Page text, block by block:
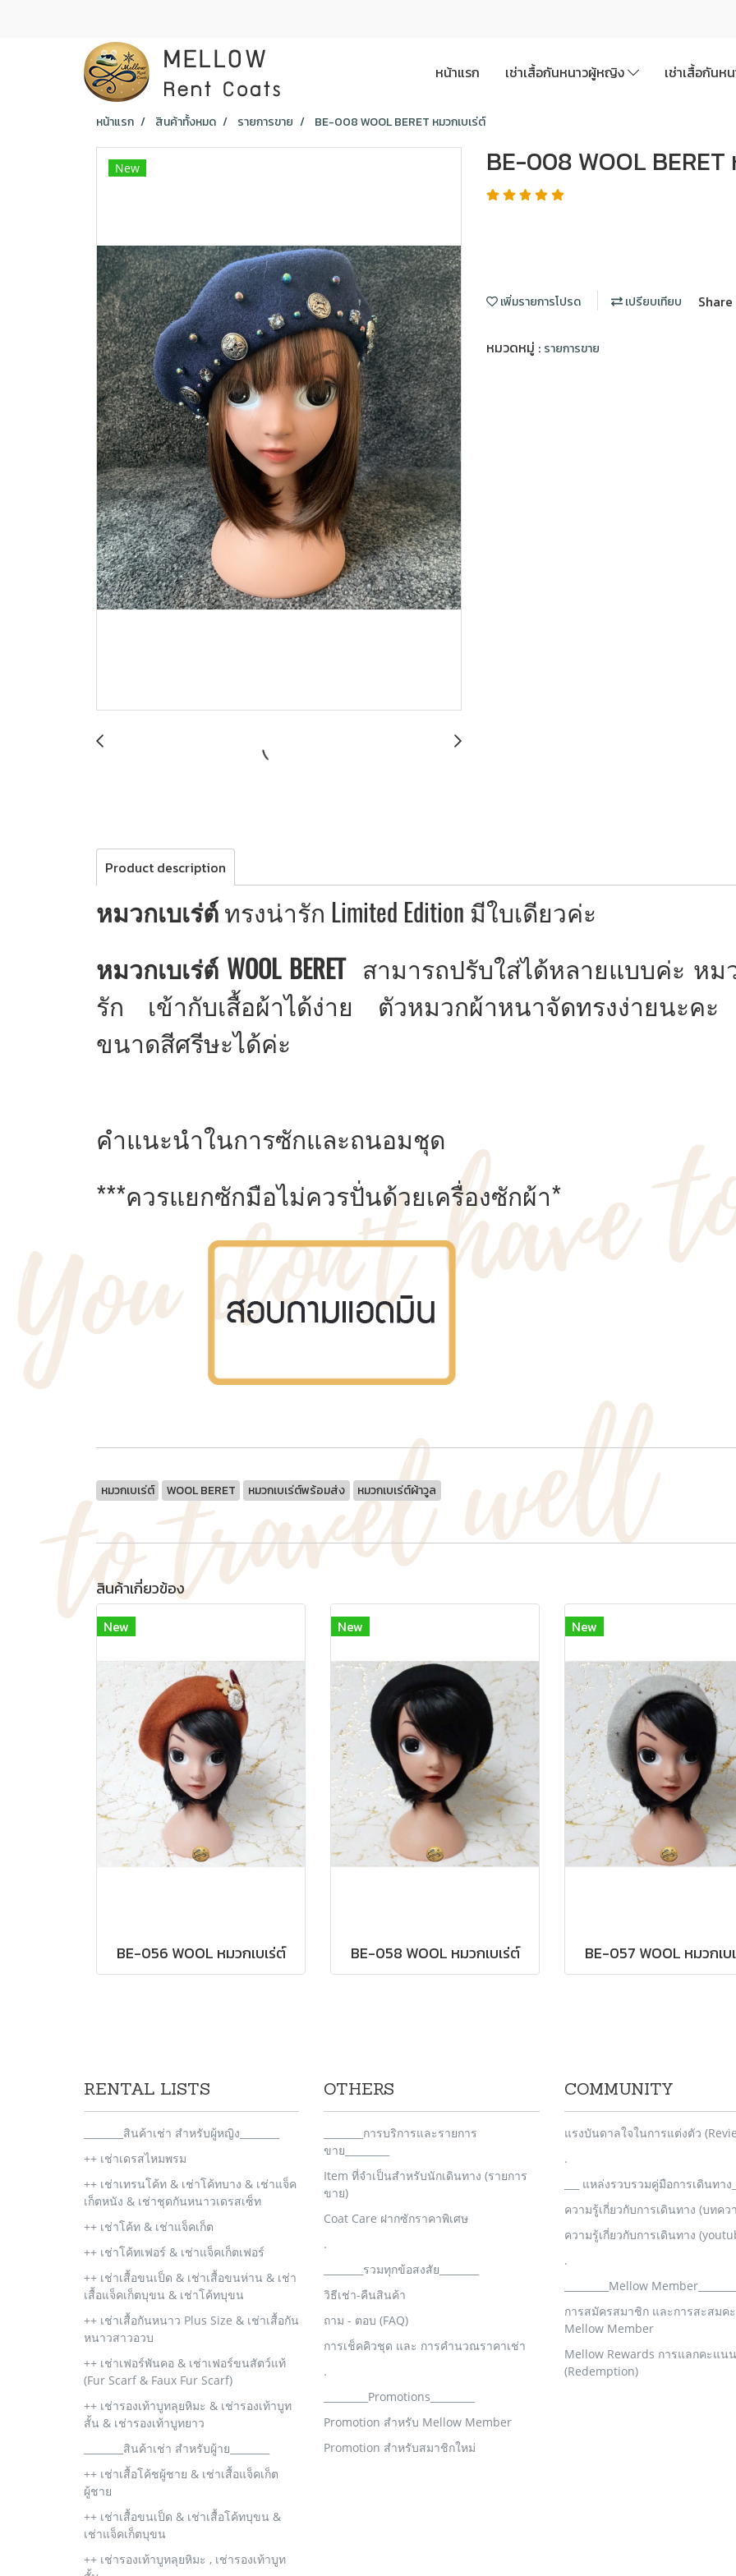
หน้าแรก เช่าเสื้อกันหนาวผู้หญิง เช่าเสื้อกันห
หน้าแรก สินค้าทั้งหมด รายการขาย BE-008 WOOL BERET หมวกเบเร่ต์
New BE-008 WOOL BERET
เพิ่มรายการโปรด เปรียบเทียบ Share
หมวดหมู่ : รายการขาย
Product description
หมวกเบเร่ต์ทรงน่ารัก Limited Edition มีใบเดียวค่ะ
หมวกเบเร่ต์ WOOL BERETสามารถปรับใส่ได้หลายแบบค่ะ หม
รัก เข้ากับเสื้อผ้าได้ง่าย ตัวหมวกผ้าหนาจัดทรงง่ายนะค
ขนาดสีศรีษะได้ค่ะ
คำแนะนำในการซักและถนอมชุด
***ควรแยกซักมือไม่ควรปั่นด้วยเครื่องซักผ้า*
หมวกเบเร่ต์ WOOL BERET หมวกเบเร่ต์พร้อมส่ง หมวกเบเร่ต์ผ้าวูล
สินค้าเกี่ยวข้อง
New
BE-056 WOOL หมวกเบเร่ต์
New
BE-058 WOOL หมวกเบเร่ต์
New
BE-057 WOOL หมวกเบ
RENTAL LISTS
________สินค้าเช่า สำหรับผู้หญิง________
++ เช่าเดรสไหมพรม
++ เช่าเทรนโค้ท & เช่าโค้ทบาง & เช่าแจ็ค
เก็ตหนัง & เช่าชุดกันหนาวเดรสเซ็ท
++ เช่าโค้ท & เช่าแจ็คเก็ต
++ เช่าโค้ทเฟอร์ & เช่าแจ็คเก็ตเฟอร์
++ เช่าเสื้อขนเป็ด & เช่าเสื้อขนห่าน & เช่า
เสื้อแจ็คเก็ตบุขน & เช่าโค้ทบุขน
++ เช่าเสื้อกันหนาว Plus Size & เช่าเสื้อกัน
หนาวสาวอวบ
++ เช่าเฟอร์พันคอ & เช่าเฟอร์ขนสัตว์แท้
(Fur Scarf & Faux Fur Scarf)
++ เช่ารองเท้าบูทลุยหิมะ & เช่ารองเท้าบูท
สั้น & เช่ารองเท้าบูทยาว
________สินค้าเช่า สำหรับผู้าย________
++ เช่าเสื้อโค้ชผู้ชาย & เช่าเสื้อแจ็คเก็ต
ผู้ชาย
++ เช่าเสื้อขนเป็ด & เช่าเสื้อโค้ทบุขน &
เช่าแจ็คเก็ตบุขน
++ เช่ารองเท้าบูทลุยหิมะ , เช่ารองเท้าบูท
OTHERS
________การบริการและรายการ
ขาย_________
Item ที่จำเป็นสำหรับนักเดินทาง (รายการ
ขาย)
Coat Care ฝากซักราคาพิเศษ
.
________รวมทุกข้อสงสัย________
วิธีเช่า-คืนสินค้า
ถาม - ตอบ (FAQ)
การเช็คคิวชุด และ การคำนวณราคาเช่า
.
_________Promotions_________
Promotion สำหรับ Mellow Member
Promotion สำหรับสมาชิกใหม่
COMMUNITY
แรงบันดาลใจในการแต่งตัว
.
___ แหล่งรวบรวมคู่มือการเดินทาง
ความรู้เกี่ยวกับการเดินทาง (บทคว
ความรู้เกี่ยวกับการเดินทาง
.
_________Mellow
การสมัครสมาชิก และการสะสมค
Mellow Member
Mellow Rewards การแลกคะแน
(Redemption)